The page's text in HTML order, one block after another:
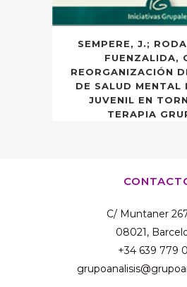
SEMPERE, J.;
FUENZALIDA,
REORGANIZACIÓN
DE SALUD MENTAL
JUVENIL EN
TERAPIA
C/ Muntaner 267
08021,
+34 639 779